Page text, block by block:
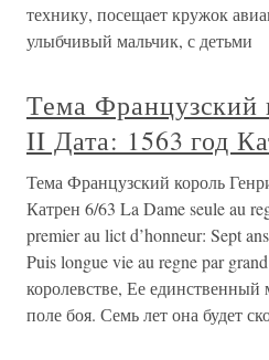
технику, посещает кружок
улыбчивый мальчик, с детьми
Тема Французский
II Дата: 1563 год
Тема Французский король
Катрен 6/63 La Dame seule au
premier au lict d’honneur: Sept
Puis longue vie au regne par
королевстве, Ее
поле боя. Семь лет она будет